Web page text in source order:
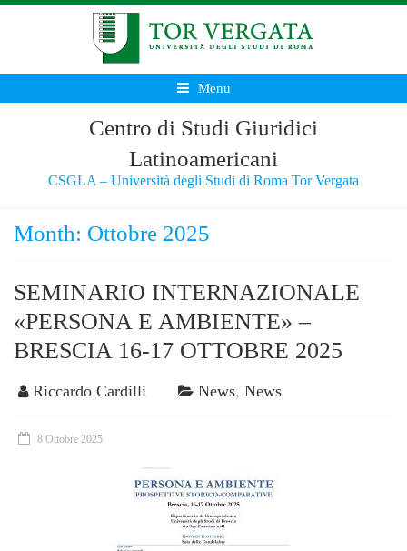
Menu
Centro di Studi Giuridici
Latinoamericani
CSGLA – Università degli Studi di Roma Tor Vergata
Month: Ottobre 2025
SEMINARIO INTERNAZIONALE
«PERSONA E AMBIENTE» –
BRESCIA 16-17 OTTOBRE 2025
Riccardo Cardilli News, News
8 Ottobre 2025